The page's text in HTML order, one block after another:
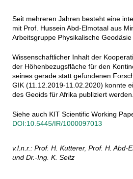
Seit mehreren Jahren besteht eine
mit Prof. Hussein Abd-Elmotaal aus
Arbeitsgruppe Physikalische Geodäsie
Wissenschaftlicher Inhalt der
der Höhenbezugsfläche für den
seines gerade statt gefundenen
GIK (11.12.2019-11.02.2020) konnte
des Geoids für Afrika publiziert werden.
Siehe auch KIT Scientific Working
DOI:10.5445/IR/1000097013
v.l.n.r.: Prof. H. Kutterer, Prof. H. Abd-
und Dr.-Ing. K. Seitz